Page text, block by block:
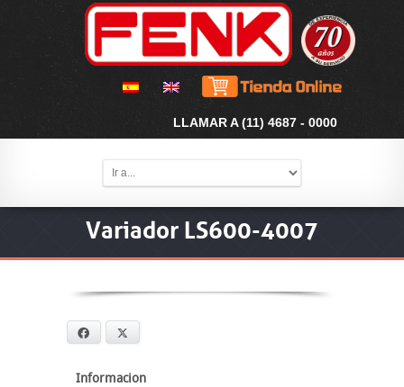
LLAMAR A (11) 4687 - 0000
Variador LS600-4007
Facebook
Informacion